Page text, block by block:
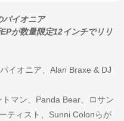
イオニア
が数量限定12インチでリリ
イオニア、Alan Braxe & DJ
マン、Panda Bear、ロサン
ティスト、Sunni Colonらが